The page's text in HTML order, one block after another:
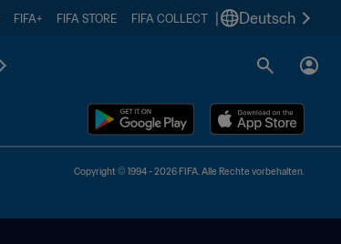
FIFA+ FIFA STORE FIFA COLLECT Deutsch
Copyright © 1994 - 2026 FIFA. Alle Rechte vorbehalten.